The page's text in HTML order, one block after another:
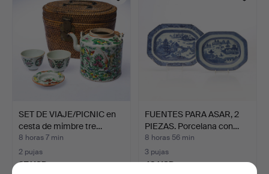
SET DE VIAJE/PICNIC en
cesta de mimbre tre…
8 horas 7 min
2 pujas
37 USD
FUENTES PARA ASAR, 2
PIEZAS. Porcelana con…
8 horas 56 min
3 pujas
43 USD